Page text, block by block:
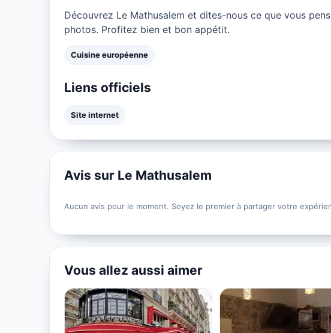
Découvrez Le Mathusalem et dites-nous ce que vous
photos. Profitez bien et bon appétit.
Cuisine européenne
Liens officiels
Site internet
Avis sur Le Mathusalem
Aucun avis pour le moment. Soyez le premier à partager votre
Vous allez aussi aimer